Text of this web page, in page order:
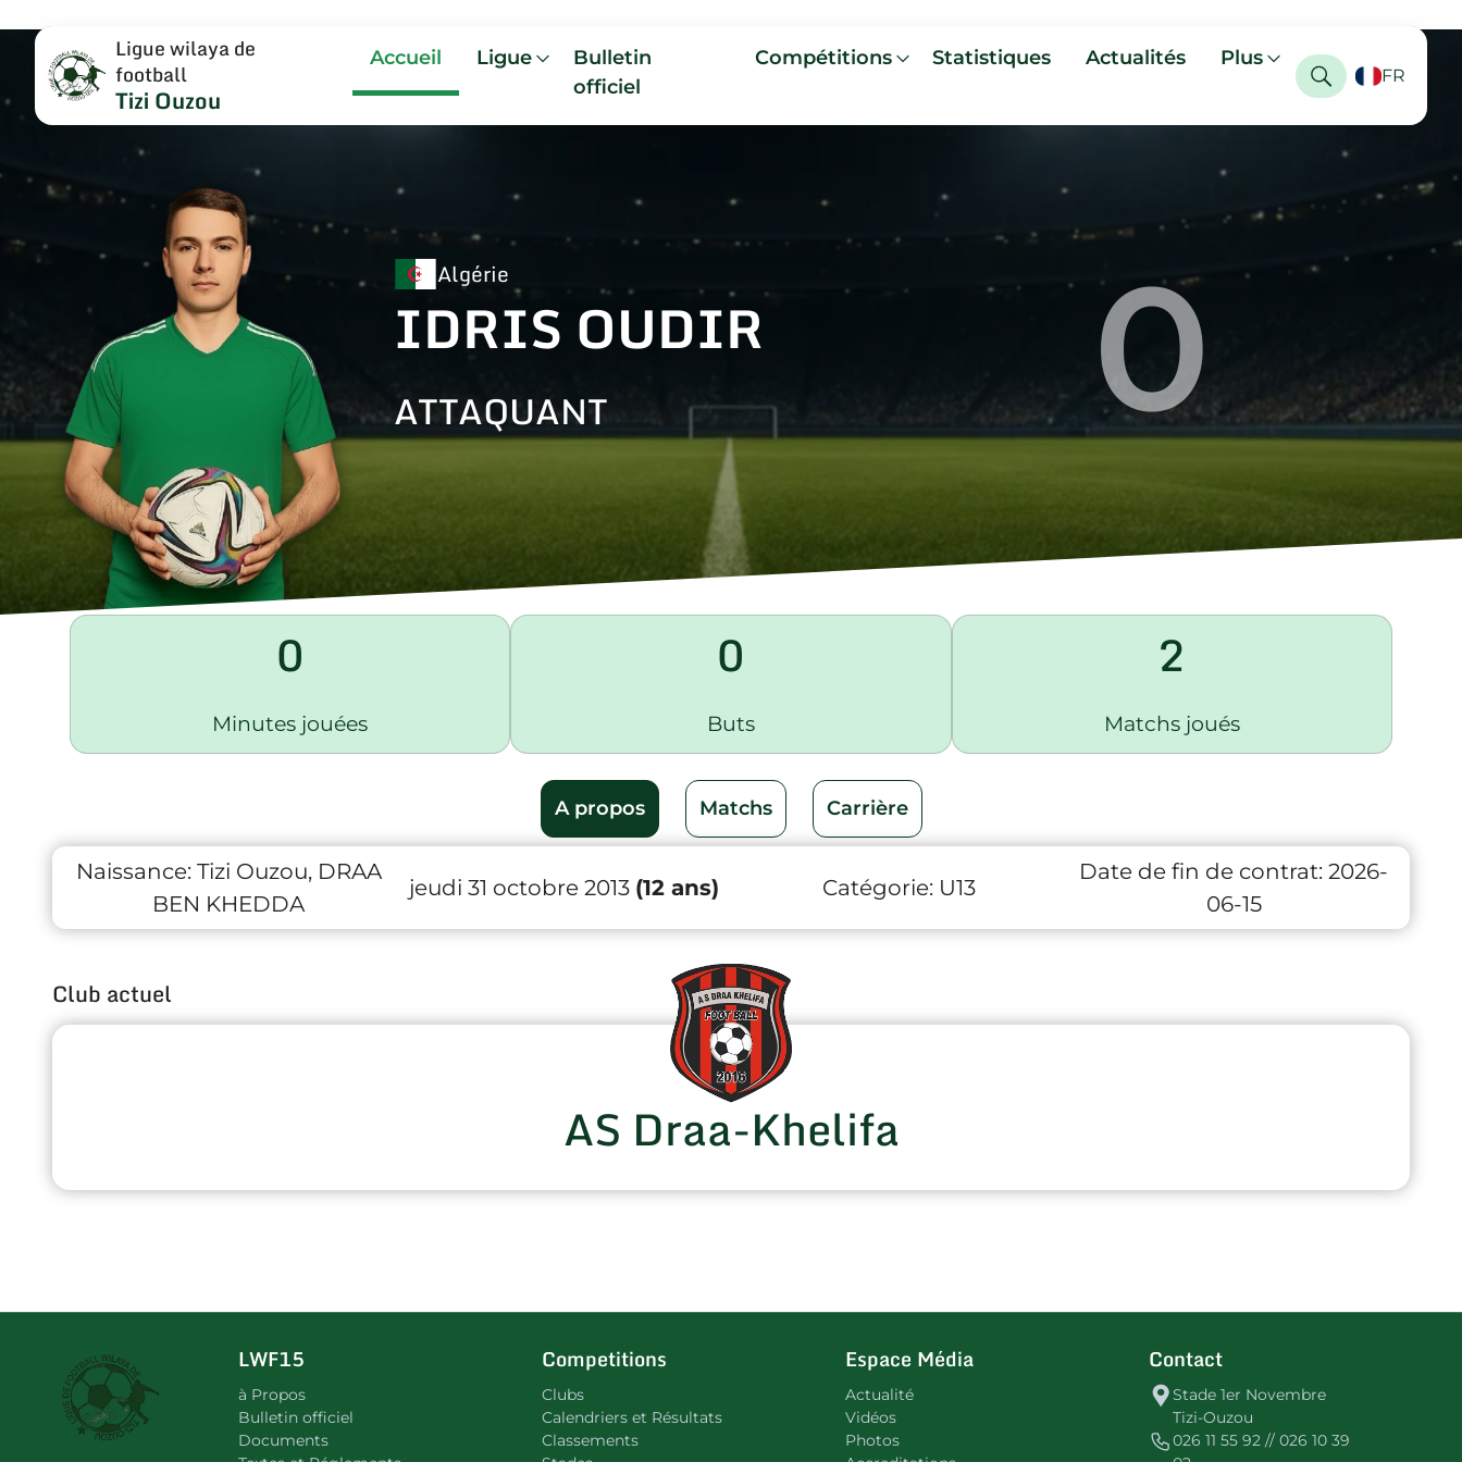
Ligue wilaya de
football
Tizi Ouzou
Accueil Ligue
Bulletin
officiel
Compétitions Statistiques Actualités Plus
FR
Algérie
IDRIS OUDIR
ATTAQUANT 0
0
Minutes jouées
0
Buts
2
Matchs joués
A propos Matchs Carrière
Naissance: Tizi Ouzou, DRAA
BEN KHEDDA
jeudi 31 octobre 2013 (12 ans) Catégorie: U13
Date de fin de contrat: 2026-
06-15
Club actuel
AS Draa-Khelifa
LWF15
à Propos
Bulletin officiel
Documents
Competitions
Clubs
Calendriers et Résultats
Classements
Espace Média
Actualité
Vidéos
Photos
Contact
Stade 1er Novembre
Tizi-Ouzou
026 11 55 92 // 026 10 39